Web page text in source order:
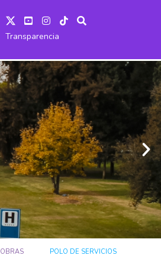
Transparencia
OBRAS POLO DE SERVICIOS